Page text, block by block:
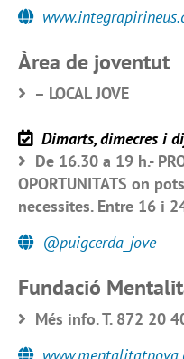
Àrea de joventut
– LOCAL JOVE
Dimarts, dimecres i
De 16.30 a 19 h.-
OPORTUNITATS on
necessites. Entre 16 i
@puigcerda_jove
Fundació
Més info. T. 872 20